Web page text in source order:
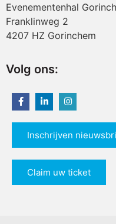
Evenementenhal
Franklinweg 2
4207 HZ Gorinchem
Volg ons:
Inschrijven
Claim uw ticket